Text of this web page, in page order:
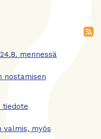
mennessä
nostamisen
tiedote
valmis, myös